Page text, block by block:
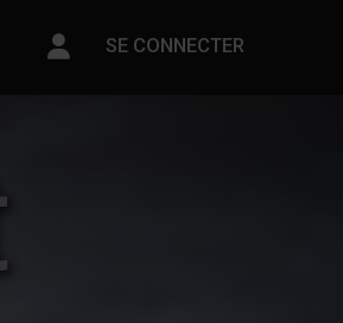
Paramètres du compte
SE CONNECTER